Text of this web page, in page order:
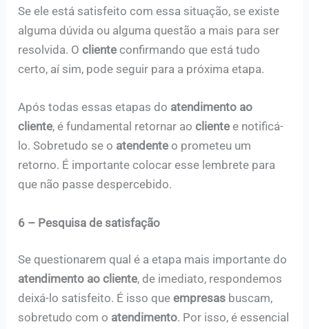
Se ele está satisfeito com essa situação, se existe
alguma dúvida ou alguma questão a mais para ser
resolvida. Oclienteconfirmando que está tudo
certo, aí sim, pode seguir para a próxima etapa.
Após todas essas etapas do atendimento ao
cliente, é fundamental retornar aoclientee notificá-
lo. Sobretudo se o atendenteo prometeu um
retorno. É importante colocar esse lembrete para
que não passe despercebido.
6 – Pesquisa de satisfação
Se questionarem qual é a etapa mais importante do
atendimento ao cliente, de imediato, respondemos
deixá-lo satisfeito. É isso queempresas buscam,
sobretudo com o atendimento. Por isso, é essencial